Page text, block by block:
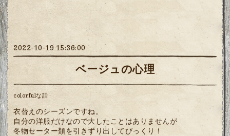
2022-10-19 15:36:00
ベージュの心理
colorfulな話
衣替えのシーズンですね。
自分の洋服だけなので大したことはありませんが
冬物セーター類を引きずり出してびっくり！